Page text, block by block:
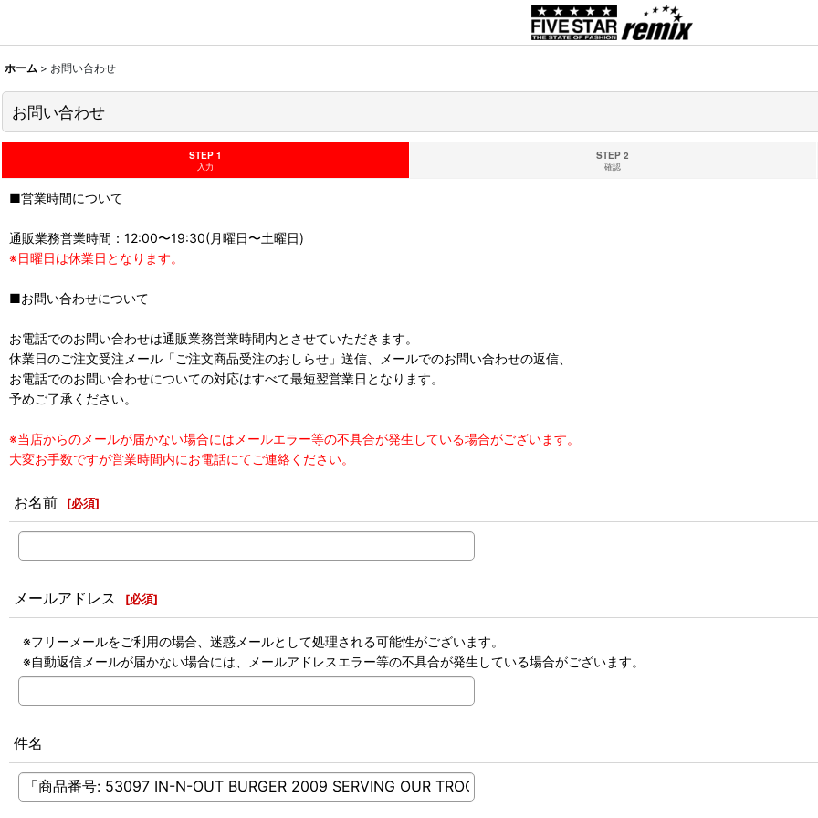
ホーム > お問い合わせ
お問い合わせ
STEP 1
入力
STEP 2
確認
■営業時間について
通販業務営業時間：12:00〜19:30(月曜日〜土曜日)
※日曜日は休業日となります。
■お問い合わせについて
お電話でのお問い合わせは通販業務営業時間内とさせていただきます。
休業日のご注文受注メール「ご注文商品受注のおしらせ」送信、メールでのお問い合わせの返信、
お電話でのお問い合わせについての対応はすべて最短翌営業日となります。
予めご了承ください。
※当店からのメールが届かない場合にはメールエラー等の不具合が発生している場合がございます。
大変お手数ですが営業時間内にお電話にてご連絡ください。
お名前 [必須]
メールアドレス [必須]
※フリーメールをご利用の場合、迷惑メールとして処理される可能性がございます。
※自動返信メールが届かない場合には、メールアドレスエラー等の不具合が発生している場合がございます。
件名